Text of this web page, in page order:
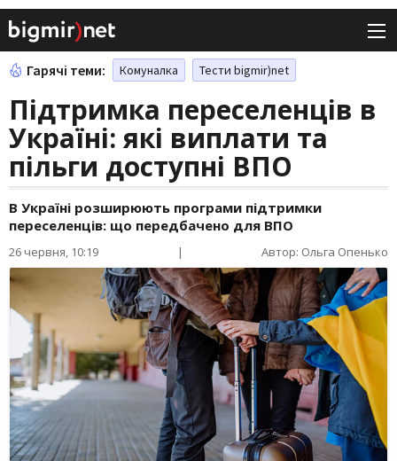
Гарячі теми: Комуналка Тести bigmir)net
Підтримка переселенців в
Україні: які виплати та
пільги доступні ВПО
В Україні розширюють програми підтримки
переселенців: що передбачено для ВПО
26 червня, 10:19 | Автор: Ольга Опенько